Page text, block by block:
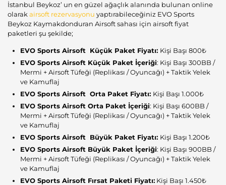
İstanbul Beykoz’ un en güzel ağaçlık alanında bulunan online
olarak airsoft rezervasyonu yaptırabileceğiniz EVO Sports
Beykoz Kaymakdonduran Airsoft sahası için airsoft fiyat
paketleri şu şekilde;
EVO Sports Airsoft Küçük Paket Fiyatı: Kişi Başı 800₺
EVO Sports Airsoft Küçük Paket İçeriği: Kişi Başı 300BB /
Mermi + Airsoft Tüfeği (Replikası / Oyuncağı) + Taktik Yelek
ve Kamuflaj
EVO Sports Airsoft Orta Paket Fiyatı: Kişi Başı 1.000₺
EVO Sports Airsoft Orta Paket İçeriği: Kişi Başı 600BB /
Mermi + Airsoft Tüfeği (Replikası / Oyuncağı) + Taktik Yelek
ve Kamuflaj
EVO Sports Airsoft Büyük Paket Fiyatı: Kişi Başı 1.200₺
EVO Sports Airsoft Büyük Paket İçeriği: Kişi Başı 900BB /
Mermi + Airsoft Tüfeği (Replikası / Oyuncağı) + Taktik Yelek
ve Kamuflaj
EVO Sports Airsoft Fırsat Paketi Fiyatı: Kişi Başı 1.450₺